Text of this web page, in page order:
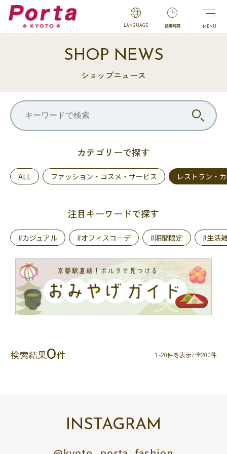
LANGUAGE 営業時間
SHOP NEWS
ショップニュース
カテゴリーで探す
ALL ファッション・コスメ・サービス レストラン・
注目キーワードで探す
#カジュアル #オフィスコーデ #期間限定 #生活
検索結果0件 1~20件を表示/全200件
INSTAGRAM